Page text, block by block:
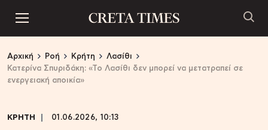
Αρχική Ροή Κρήτη
Λασίθι
Κατερίνα Σπυριδάκη: «Το Λασίθι δεν μπορεί να μετατραπεί σε
ενεργειακή αποικία»
ΚΡΗΤΗ 01.06.2026, 10:13